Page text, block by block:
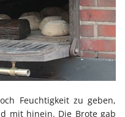
Feuchtigkeit zu geben,
mit hinein. Die Brote gab